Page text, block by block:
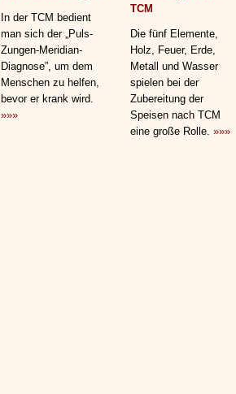
In der TCM bedient
man sich der „Puls-
Zungen-Meridian-
Diagnose”, um dem
Menschen zu helfen,
bevor er krank wird.
»»»
TCM
Die fünf Elemente,
Holz, Feuer, Erde,
Metall und Wasser
spielen bei der
Zubereitung der
Speisen nach TCM
eine große Rolle. »»»